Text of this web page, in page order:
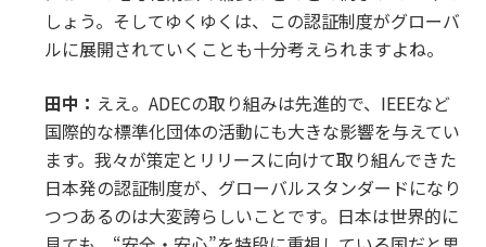
しょう。そしてゆくゆくは、この認証制度がグローバ
ルに展開されていくことも十分考えられますよね。
田中： ええ。ADECの取り組みは先進的で、IEEEなど
国際的な標準化団体の活動にも大きな影響を与えてい
ます。我々が策定とリリースに向けて取り組んできた
日本発の認証制度が、グローバルスタンダードになり
つつあるのは大変誇らしいことです。日本は世界的に